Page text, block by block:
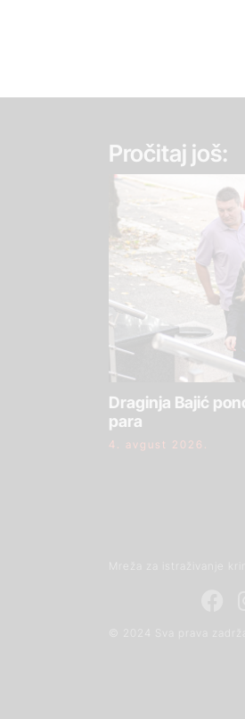
Pročitaj još:
Draginja Bajić
para
4. avgust 2026.
Mreža za istraživanje
© 2024 Sva prava